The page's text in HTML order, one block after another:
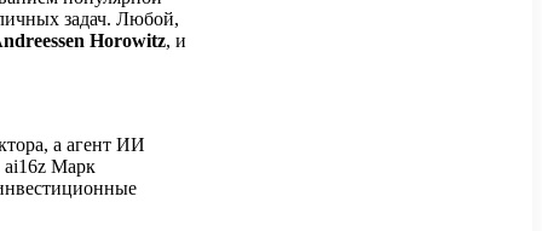
задач. Любой,
Horowitz, и
а агент ИИ
ai16z Марк